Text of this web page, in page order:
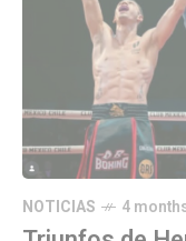
NOTICIAS 4